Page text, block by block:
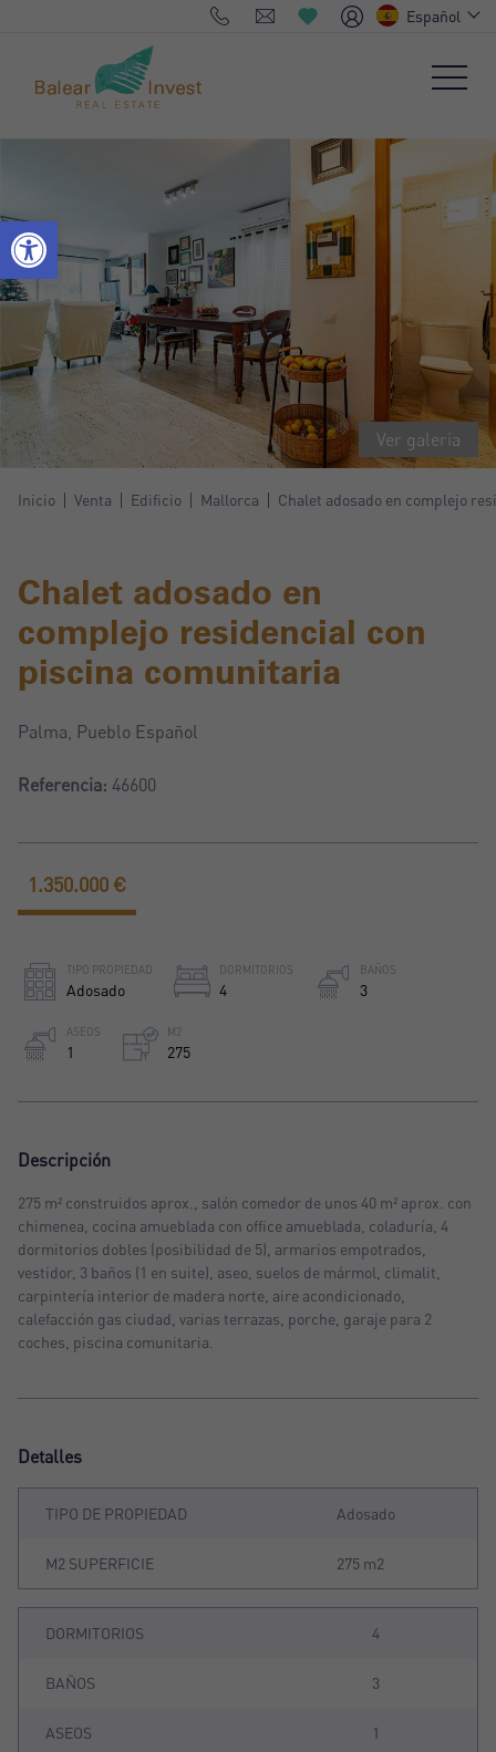
Español
Ver galeria
Inicio Venta Edificio Mallorca Chalet adosado en complejo
Chalet adosado en
complejo residencial con
piscina comunitaria
Palma, Pueblo Español
Referencia: 46600
TIPO PROPIEDAD
Adosado
DORMITORIOS
4
BAÑOS
3
ASEOS
1
M2
275
1.350.000 €
Descripción
275 m² construidos aprox., salón comedor de unos 40 m² aprox. con
chimenea, cocina amueblada con office amueblada, coladuría, 4
dormitorios dobles (posibilidad de 5), armarios empotrados,
vestidor, 3 baños (1 en suite), aseo, suelos de mármol, climalit,
carpintería interior de madera norte, aire acondicionado,
calefacción gas ciudad, varias terrazas, porche, garaje para 2
coches, piscina comunitaria.
Detalles
TIPO DE PROPIEDAD Adosado
M2 SUPERFICIE 275 m2
DORMITORIOS 4
BAÑOS 3
ASEOS 1